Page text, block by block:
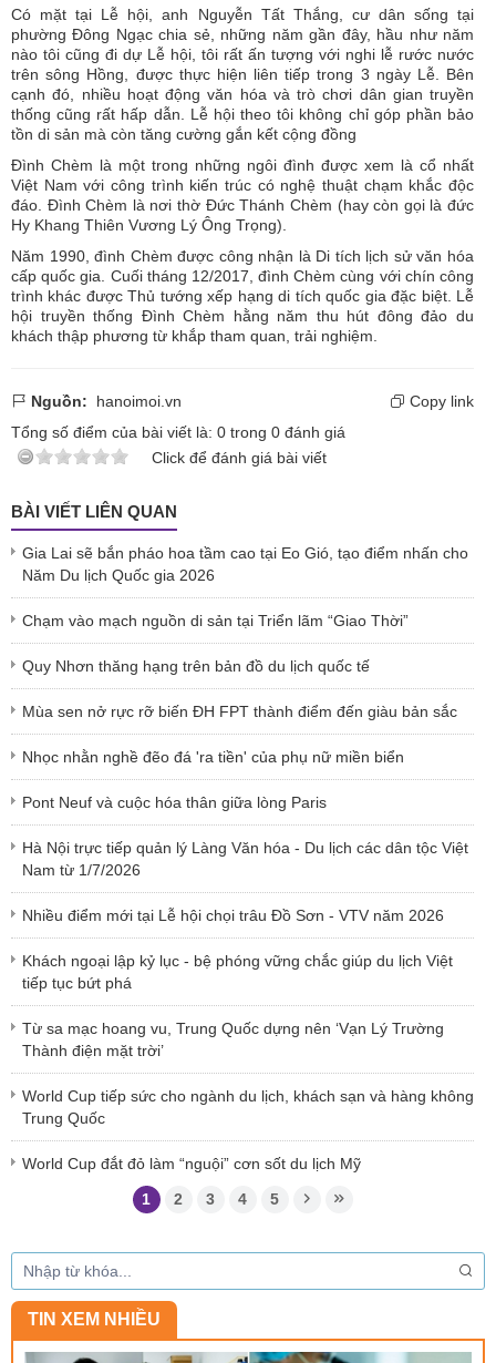
Có mặt tại Lễ hội, anh Nguyễn Tất Thắng, cư dân sống tại
phường Đông Ngạc chia sẻ, những năm gần đây, hầu như năm
nào tôi cũng đi dự Lễ hội, tôi rất ấn tượng với nghi lễ rước nước
trên sông Hồng, được thực hiện liên tiếp trong 3 ngày Lễ. Bên
cạnh đó, nhiều hoạt động văn hóa và trò chơi dân gian truyền
thống cũng rất hấp dẫn. Lễ hội theo tôi không chỉ góp phần bảo
tồn di sản mà còn tăng cường gắn kết cộng đồng
Đình Chèm là một trong những ngôi đình được xem là cổ nhất
Việt Nam với công trình kiến trúc có nghệ thuật chạm khắc độc
đáo. Đình Chèm là nơi thờ Đức Thánh Chèm (hay còn gọi là đức
Hy Khang Thiên Vương Lý Ông Trọng).
Năm 1990, đình Chèm được công nhận là Di tích lịch sử văn hóa
cấp quốc gia. Cuối tháng 12/2017, đình Chèm cùng với chín công
trình khác được Thủ tướng xếp hạng di tích quốc gia đặc biệt. Lễ
hội truyền thống Đình Chèm hằng năm thu hút đông đảo du
khách thập phương từ khắp tham quan, trải nghiệm.
Nguồn: hanoimoi.vn
Copy link
Tổng số điểm của bài viết là: 0 trong 0 đánh giá
Click để đánh giá bài viết
BÀI VIẾT LIÊN QUAN
Gia Lai sẽ bắn pháo hoa tầm cao tại Eo Gió, tạo điểm nhấn cho
Năm Du lịch Quốc gia 2026
Chạm vào mạch nguồn di sản tại Triển lãm “Giao Thời”
Quy Nhơn thăng hạng trên bản đồ du lịch quốc tế
Mùa sen nở rực rỡ biến ĐH FPT thành điểm đến giàu bản sắc
Nhọc nhằn nghề đẽo đá 'ra tiền' của phụ nữ miền biển
Pont Neuf và cuộc hóa thân giữa lòng Paris
Hà Nội trực tiếp quản lý Làng Văn hóa - Du lịch các dân tộc Việt
Nam từ 1/7/2026
Nhiều điểm mới tại Lễ hội chọi trâu Đồ Sơn - VTV năm 2026
Khách ngoại lập kỷ lục - bệ phóng vững chắc giúp du lịch Việt
tiếp tục bứt phá
Từ sa mạc hoang vu, Trung Quốc dựng nên ‘Vạn Lý Trường
Thành điện mặt trời’
World Cup tiếp sức cho ngành du lịch, khách sạn và hàng không
Trung Quốc
World Cup đắt đỏ làm “nguội” cơn sốt du lịch Mỹ
1 2 3 4 5
TIN XEM NHIỀU